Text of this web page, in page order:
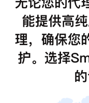
能提供高
理，确保您
护。选择